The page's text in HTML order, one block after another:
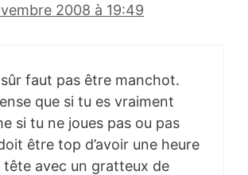
2008 à 19:49
sûr faut pas être manchot.
que si tu es vraiment
si tu ne joues pas ou pas
être top d’avoir une heure
tête avec un gratteux de